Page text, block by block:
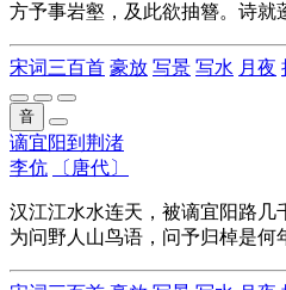
方予事岩壑，及此欲抽簪。诗就
宋词三百首 豪放 写景 写水 月夜
音
谪宜阳到荆渚
李伉
〔唐代〕
汉江江水水连天，被谪宜阳路几
为问野人山鸟语，问予归棹是何